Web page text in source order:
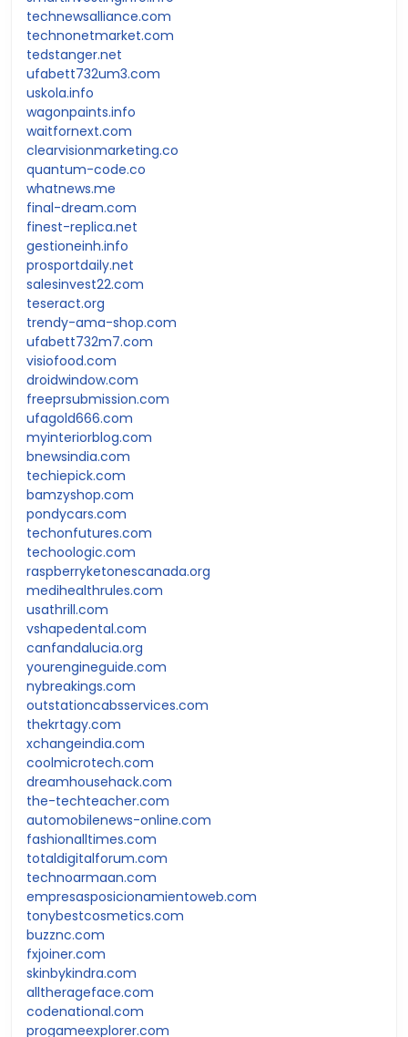
technewsalliance.com
technonetmarket.com
tedstanger.net
ufabett732um3.com
uskola.info
wagonpaints.info
waitfornext.com
clearvisionmarketing.co
quantum-code.co
whatnews.me
final-dream.com
finest-replica.net
gestioneinh.info
prosportdaily.net
salesinvest22.com
teseract.org
trendy-ama-shop.com
ufabett732m7.com
visiofood.com
droidwindow.com
freeprsubmission.com
ufagold666.com
myinteriorblog.com
bnewsindia.com
techiepick.com
bamzyshop.com
pondycars.com
techonfutures.com
techoologic.com
raspberryketonescanada.org
medihealthrules.com
usathrill.com
vshapedental.com
canfandalucia.org
yourengineguide.com
nybreakings.com
outstationcabsservices.com
thekrtagy.com
xchangeindia.com
coolmicrotech.com
dreamhousehack.com
the-techteacher.com
automobilenews-online.com
fashionalltimes.com
totaldigitalforum.com
technoarmaan.com
empresasposicionamientoweb.com
tonybestcosmetics.com
buzznc.com
fxjoiner.com
skinbykindra.com
alltherageface.com
codenational.com
progameexplorer.com